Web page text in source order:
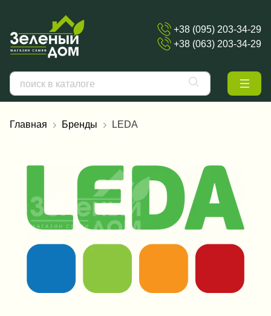
+38 (095) 203-34-29
+38 (063) 203-34-29
Главная Бренды LEDA